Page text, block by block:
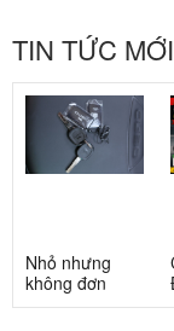
TIN TỨC MỚI
Nhỏ nhưng
không đơn
giản: Sự thật